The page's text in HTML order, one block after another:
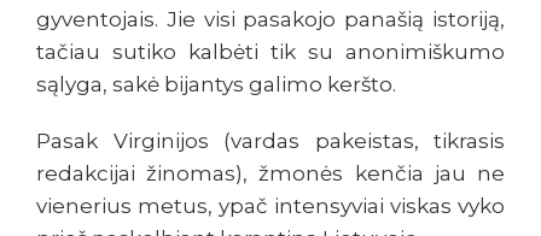
gyventojais. Jie visi pasakojo panašią istoriją,
tačiau sutiko kalbėti tik su anonimiškumo
sąlyga, sakė bijantys galimo keršto.
Pasak Virginijos (vardas pakeistas, tikrasis
redakcijai žinomas), žmonės kenčia jau ne
vienerius metus, ypač intensyviai viskas vyko